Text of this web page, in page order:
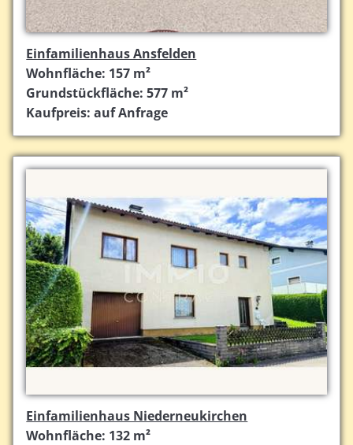
Einfamilienhaus Ansfelden
Wohnfläche: 157 m²
Grundstückfläche: 577 m²
Kaufpreis: auf Anfrage
Einfamilienhaus Niederneukirchen
Wohnfläche: 132 m²